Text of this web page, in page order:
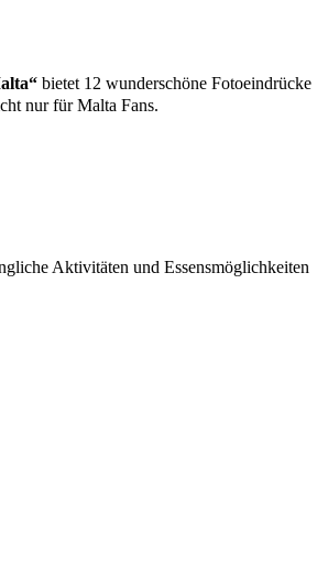
bietet 12 wunderschöne Fotoeindrücke
nur für Malta Fans.
Aktivitäten und Essensmöglichkeiten